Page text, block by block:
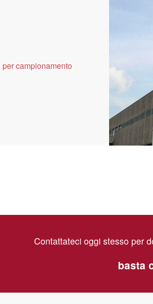
campionamento
Contattateci oggi stesso per
basta